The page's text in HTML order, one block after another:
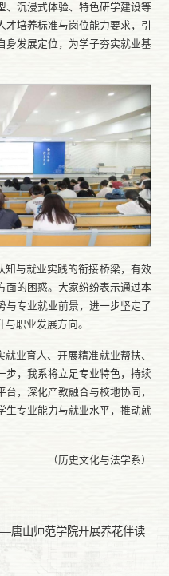
、沉浸式体验、特色研学建设等
培养标准与岗位能力要求，引
身发展定位，为学子夯实就业基
知与就业实践的衔接桥梁，有效
面的困惑。大家纷纷表示通过本
与专业就业前景，进一步坚定了
职业发展方向。
业育人、开展精准就业帮扶、
步，我系将立足专业特色，持续
，深化产教融合与校地协同，
生专业能力与就业水平，推动就
（历史文化与法学系）
唐山师范学院开展养花伴读